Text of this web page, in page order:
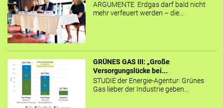
ARGUMENTE Erdgas darf bald nicht
mehr verfeuert werden – die...
GRÜNES GAS III: „Große
Versorgungslücke bei...
STUDIE der Energie-Agentur: Grünes
Gas lieber der Industrie geben...